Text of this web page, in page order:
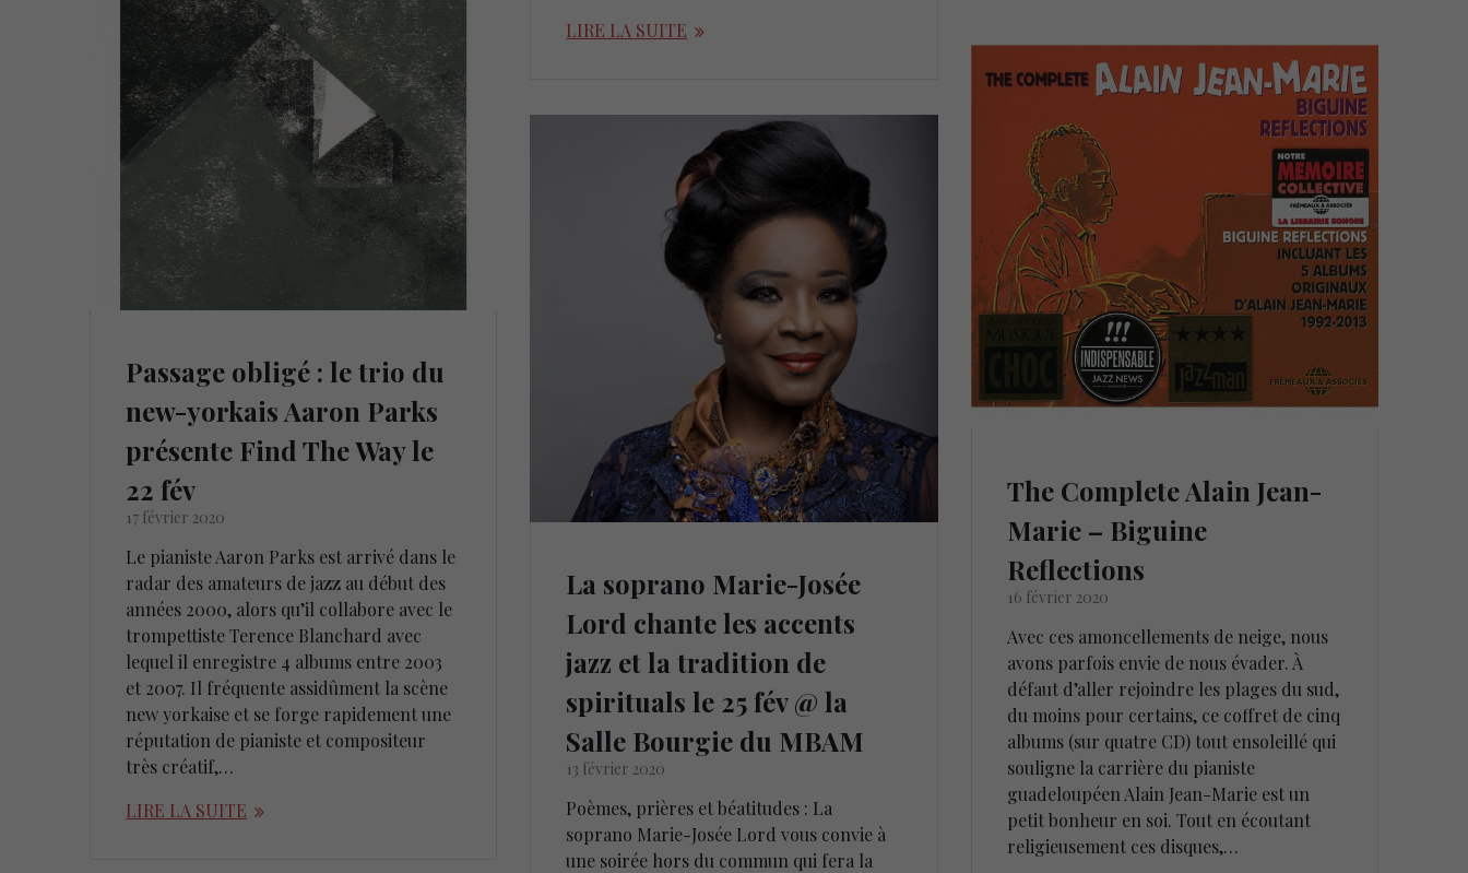
LIRE LA SUITE
Passage obligé : le trio du
new-yorkais Aaron Parks
présente Find The Way le
22 fév
17 février 2020
Le pianiste Aaron Parks est arrivé dans le
radar des amateurs de jazz au début des
années 2000, alors qu’il collabore avec le
trompettiste Terence Blanchard avec
lequel il enregistre 4 albums entre 2003
et 2007. Il fréquente assidûment la scène
new yorkaise et se forge rapidement une
réputation de pianiste et compositeur
très créatif,…
LIRE LA SUITE
The Complete Alain Jean-
Marie – Biguine
Reflections
16 février 2020
Avec ces amoncellements de neige, nous
avons parfois envie de nous évader. À
défaut d’aller rejoindre les plages du sud,
du moins pour certains, ce coffret de cinq
albums (sur quatre CD) tout ensoleillé qui
souligne la carrière du pianiste
guadeloupéen Alain Jean-Marie est un
petit bonheur en soi. Tout en écoutant
religieusement ces disques,…
La soprano Marie-Josée
Lord chante les accents
jazz et la tradition de
spirituals le 25 fév @ la
Salle Bourgie du MBAM
13 février 2020
Poèmes, prières et béatitudes : La
soprano Marie-Josée Lord vous convie à
une soirée hors du commun qui fera la